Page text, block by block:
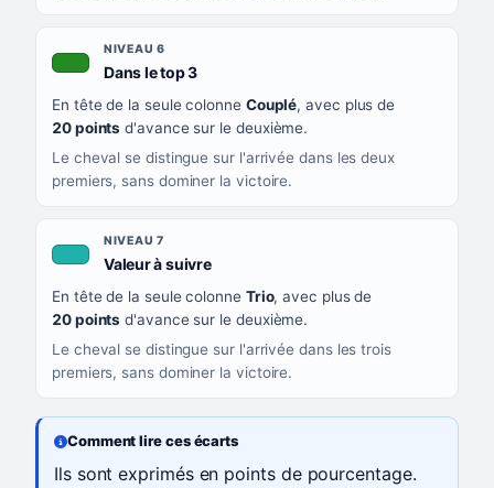
NIVEAU 6
Dans le top 3, couleur verte
En tête de la seule colonne Couplé, avec plus de
20 points d'avance sur le deuxième.
Le cheval se distingue sur l'arrivée dans les deux
premiers, sans dominer la victoire.
NIVEAU 7
Valeur à suivre, couleur turquoise
En tête de la seule colonne Trio, avec plus de
20 points d'avance sur le deuxième.
Le cheval se distingue sur l'arrivée dans les trois
premiers, sans dominer la victoire.
Comment lire ces écarts
Ils sont exprimés en points de pourcentage.